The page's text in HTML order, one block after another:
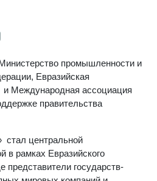
промышленности и
Евразийская
и Международная ассоциация
правительства
стал центральной
в рамках Евразийского
представители государств-